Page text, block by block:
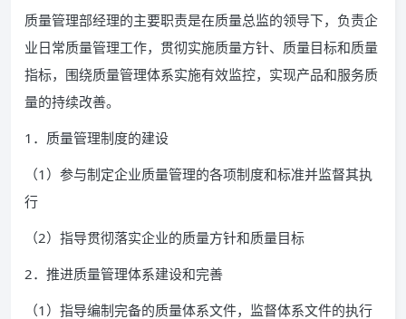
质量管理部经理的主要职责是在质量总监的领导下，负责企
业日常质量管理工作，贯彻实施质量方针、质量目标和质量
指标，围绕质量管理体系实施有效监控，实现产品和服务质
量的持续改善。
1．质量管理制度的建设
（1）参与制定企业质量管理的各项制度和标准并监督其执
行
（2）指导贯彻落实企业的质量方针和质量目标
2．推进质量管理体系建设和完善
（1）指导编制完备的质量体系文件，监督体系文件的执行